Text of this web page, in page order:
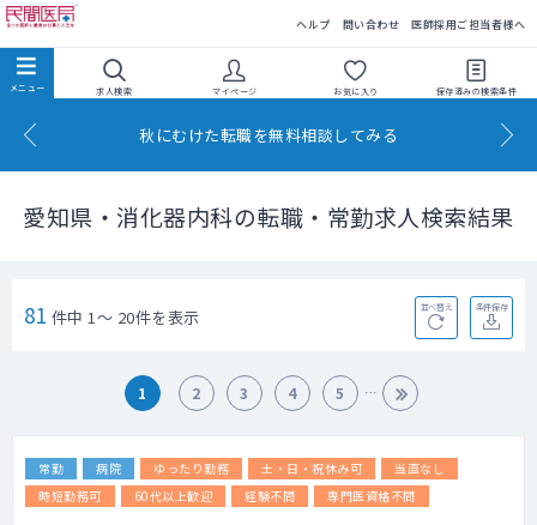
ヘルプ 問い合わせ 医師採用ご担当者様へ
求人検索 マイページ お気に入り 保存済みの検索条件
秋にむけた転職を無料相談してみる
愛知県・消化器内科の転職・常勤求人検索結果
81 件中 1～ 20件を表示 並べ替え 条件保存
1 2 3 4 5
常勤 病院 ゆったり勤務 土・日・祝休み可
当直なし
時短勤務可
60代以上歓迎 経験不問 専門医資格不問